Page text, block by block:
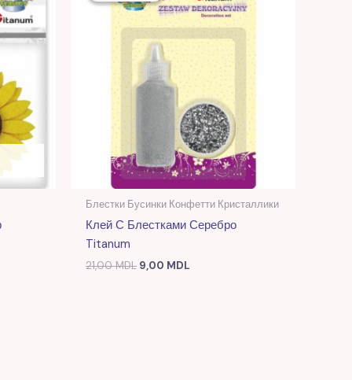
Блестки Бусинки Конфетти Кристаллики
Клей С Блестками Серебро
Titanum
21,00MDL
21,00 MDL.
9,00 MDL